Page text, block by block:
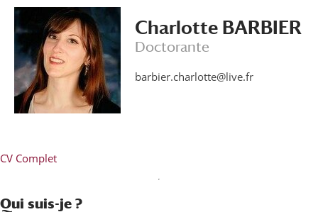
Charlotte BARBIER
Doctorante
barbier.charlotte@live.fr
CV Complet
Qui suis-je ?